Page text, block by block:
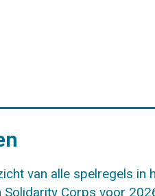
van alle spelregels in
Solidarity Corps voor